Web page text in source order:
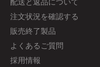
注文状況を確認する
販売終了製品
よくあるご質問
採用情報